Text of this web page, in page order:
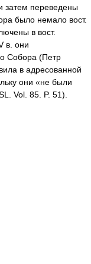
затем переведены
было немало вост.
в вост.
в. они
Собора (Петр
в адресованной
они «не были
Vol. 85. P. 51).